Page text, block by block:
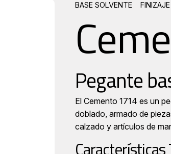
BASE SOLVENTE FINIZAJE
Pegante
El Cemento 1714 es un
doblado, armado de
calzado y artículos de